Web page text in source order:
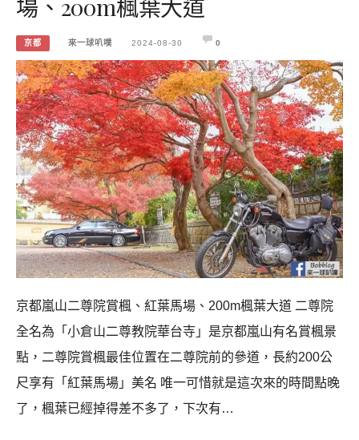
場、200m楓葉大道
京都 來一球叭噗 2024-08-30 0
京都嵐山二尊院賞楓、紅葉馬場、200m楓葉大道 二尊院
全名為「小倉山二尊教院華台寺」是京都嵐山有名賞楓景
點，二尊院賞楓最佳位置在二尊院前的參道，長約200公
尺享有「紅葉馬場」美名 唯一可惜就是這次來的時間點晚
了，楓葉已經掉得差不多了，下次有…